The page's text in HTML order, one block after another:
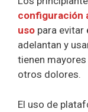
configuración
uso para evitar
adelantan y
tienen
otros dolores.
El uso de